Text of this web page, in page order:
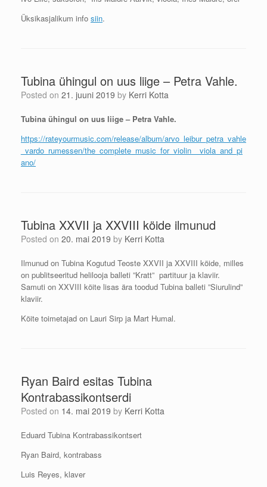
Üksikasjalikum info siin.
Tubina ühingul on uus liige – Petra Vahle.
Posted on 21. juuni 2019 by Kerri Kotta
Tubina ühingul on uus liige – Petra Vahle.
https://rateyourmusic.com/release/album/arvo_leibur_petra_vahle
_vardo_rumessen/the_complete_music_for_violin__viola_and_pi
ano/
Tubina XXVII ja XXVIII köide ilmunud
Posted on 20. mai 2019 by Kerri Kotta
Ilmunud on Tubina Kogutud Teoste XXVII ja XXVIII köide, milles
on publitseeritud helilooja balleti ”Kratt” partituur ja klaviir.
Samuti on XXVIII köite lisas ära toodud Tubina balleti ”Siurulind”
klaviir.
Köite toimetajad on Lauri Sirp ja Mart Humal.
Ryan Baird esitas Tubina
Kontrabassikontserdi
Posted on 14. mai 2019 by Kerri Kotta
Eduard Tubina Kontrabassikontsert
Ryan Baird, kontrabass
Luis Reyes, klaver